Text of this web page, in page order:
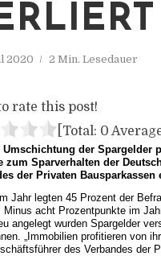
2020 2 Min. Lesedauer
rate this post!
[Total: 0
Umschichtung der Spargelder
zum Sparverhalten der
der Privaten
Jahr legten 45 Prozent der
Minus acht Prozentpunkte im
angelegt wurden Spargelder
„Immobilien profitieren von
des Verbandes der